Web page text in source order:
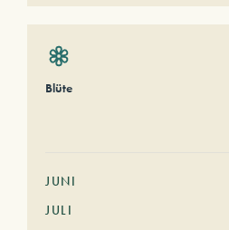
Blüte
JUNI
JULI